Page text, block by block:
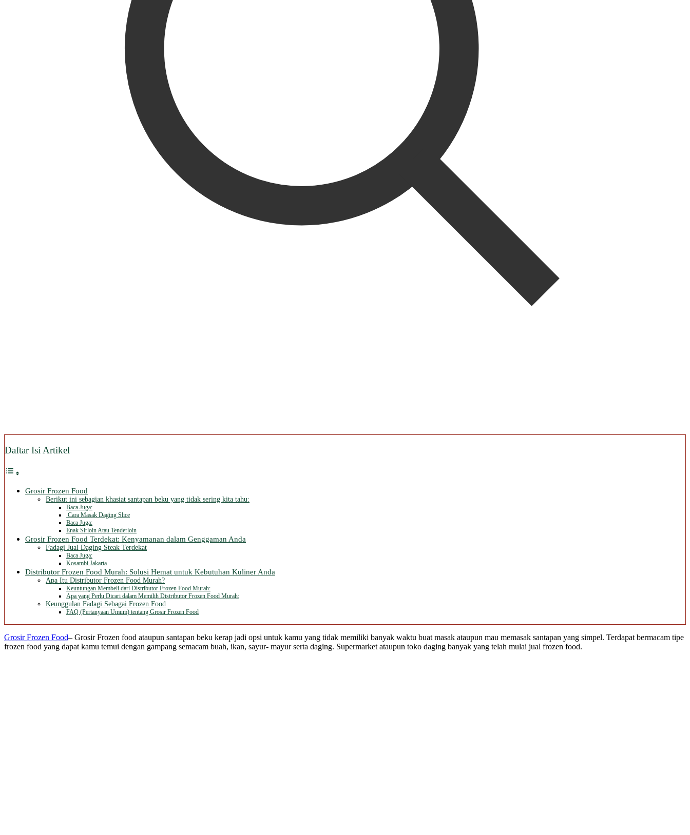
Daftar Isi Artikel
Grosir Frozen Food
Berikut ini sebagian khasiat santapan beku yang tidak sering kita tahu:
Baca Juga:
Cara Masak Daging Slice
Baca Juga:
Enak Sirloin Atau Tenderloin
Grosir Frozen Food Terdekat: Kenyamanan dalam Genggaman Anda
Fadagi Jual Daging Steak Terdekat
Baca Juga:
Kosambi Jakarta
Distributor Frozen Food Murah: Solusi Hemat untuk Kebutuhan Kuliner Anda
Apa Itu Distributor Frozen Food Murah?
Keuntungan Membeli dari Distributor Frozen Food Murah:
Apa yang Perlu Dicari dalam Memilih Distributor Frozen Food Murah:
Keunggulan Fadagi Sebagai Frozen Food
FAQ (Pertanyaan Umum) tentang Grosir Frozen Food
Grosir Frozen Food– Grosir Frozen food ataupun santapan beku kerap jadi opsi untuk kamu yang tidak memiliki banyak waktu buat masak ataupun mau memasak santapan yang simpel. Terdapat bermacam tipe
frozen food yang dapat kamu temui dengan gampang semacam buah, ikan, sayur- mayur serta daging. Supermarket ataupun toko daging banyak yang telah mulai jual frozen food.